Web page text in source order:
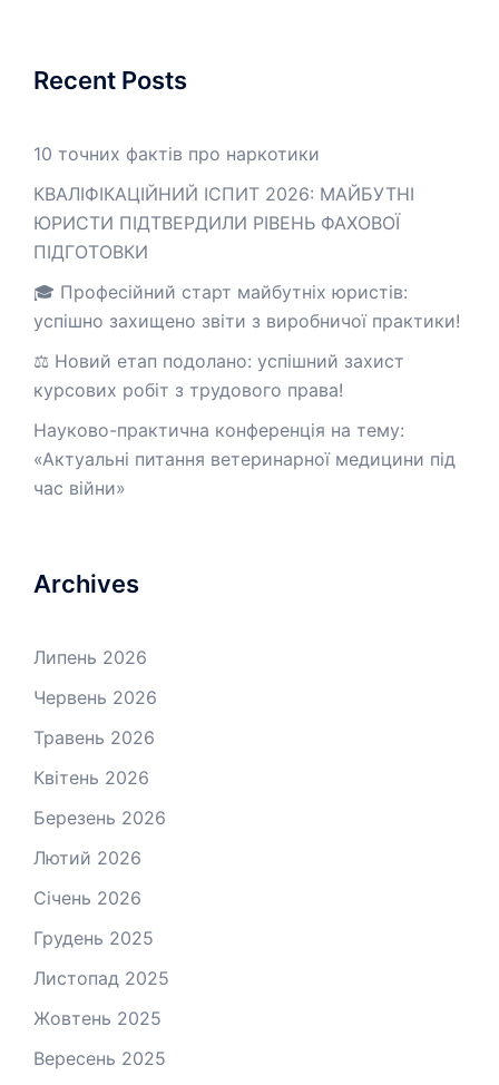
Recent Posts
10 точних фактів про наркотики
КВАЛІФІКАЦІЙНИЙ ІСПИТ 2026: МАЙБУТНІ
ЮРИСТИ ПІДТВЕРДИЛИ РІВЕНЬ ФАХОВОЇ
ПІДГОТОВКИ
🎓 Професійний старт майбутніх юристів:
успішно захищено звіти з виробничої практики!
⚖️ Новий етап подолано: успішний захист
курсових робіт з трудового права!
Науково-практична конференція на тему:
«Актуальні питання ветеринарної медицини під
час війни»
Archives
Липень 2026
Червень 2026
Травень 2026
Квітень 2026
Березень 2026
Лютий 2026
Січень 2026
Грудень 2025
Листопад 2025
Жовтень 2025
Вересень 2025